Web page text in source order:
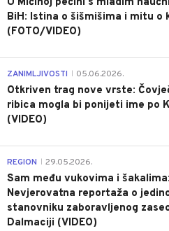
BiH: Istina o šišmišima i mitu o
(FOTO/VIDEO)
ZANIMLJIVOSTI 05.06.2026.
Otkriven trag nove vrste:
ribica mogla bi ponijeti ime po
(VIDEO)
REGION 29.05.2026.
Sam među vukovima i šakalima:
Nevjerovatna reportaža o
stanovniku zaboravljenog
Dalmaciji (VIDEO)